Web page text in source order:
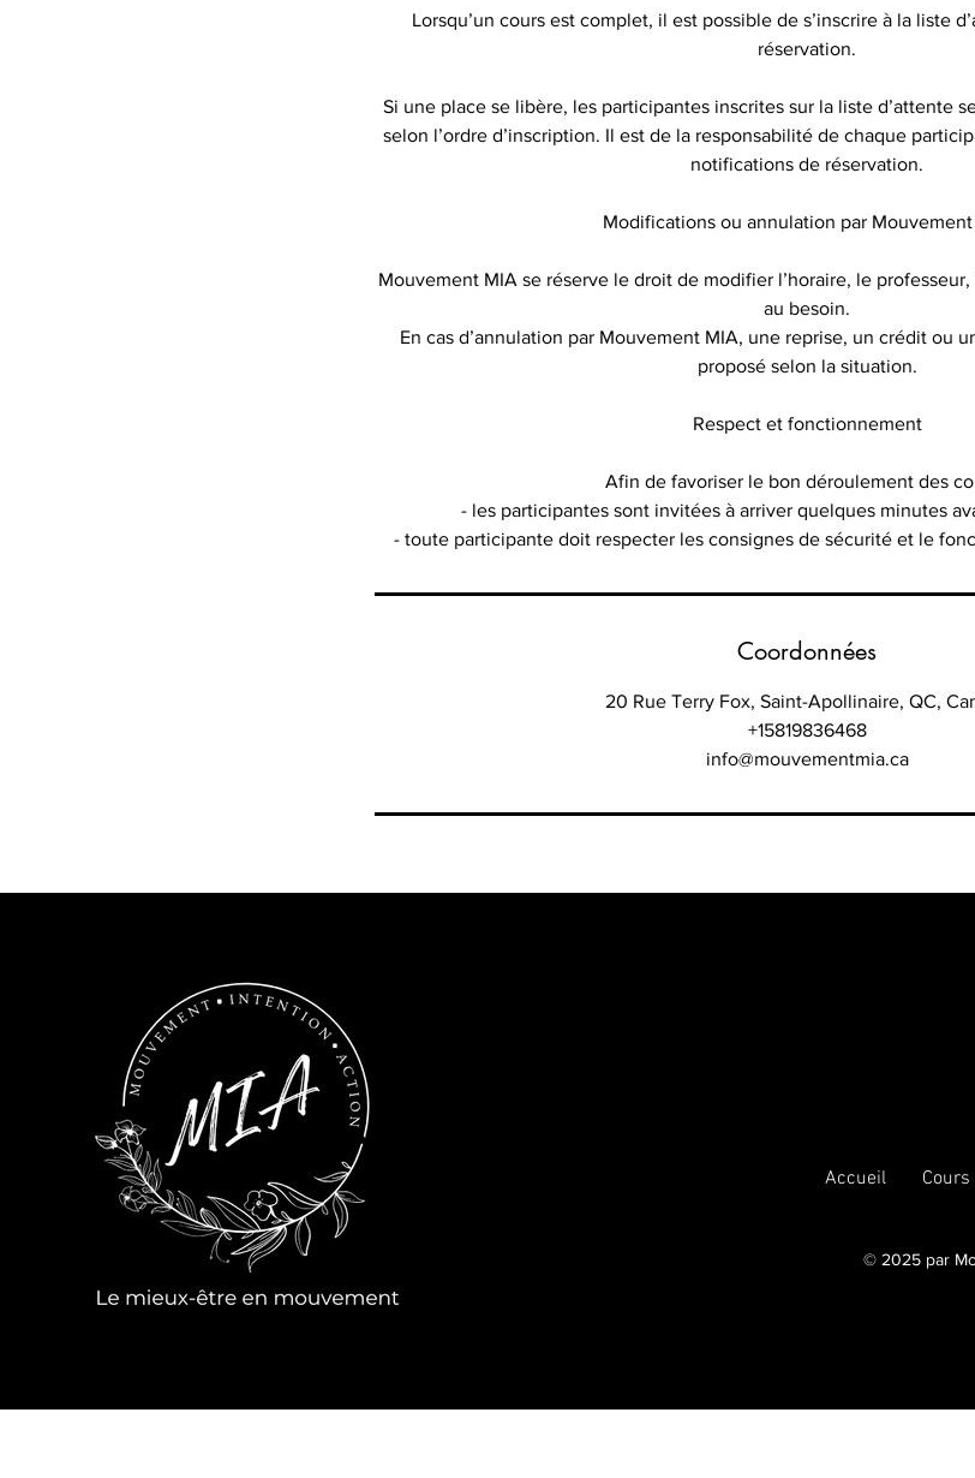
Lorsqu’un cours est complet, il est possible de s’inscrire à la liste
réservation.
Si une place se libère, les participantes inscrites sur la liste d’attente
selon l’ordre d’inscription. Il est de la responsabilité de chaque
notifications de réservation.
Modifications ou annulation par Mouvement
Mouvement MIA se réserve le droit de modifier l’horaire, le
au besoin.
En cas d’annulation par Mouvement MIA, une reprise, un crédit ou
proposé selon la situation.
Respect et fonctionnement
Afin de favoriser le bon déroulement des
- les participantes sont invitées à arriver quelques minutes
- toute participante doit respecter les consignes de sécurité et le
Coordonnées
20 Rue Terry Fox, Saint-Apollinaire, QC,
+15819836468
info@mouvementmia.ca
Accueil
© 2025 par